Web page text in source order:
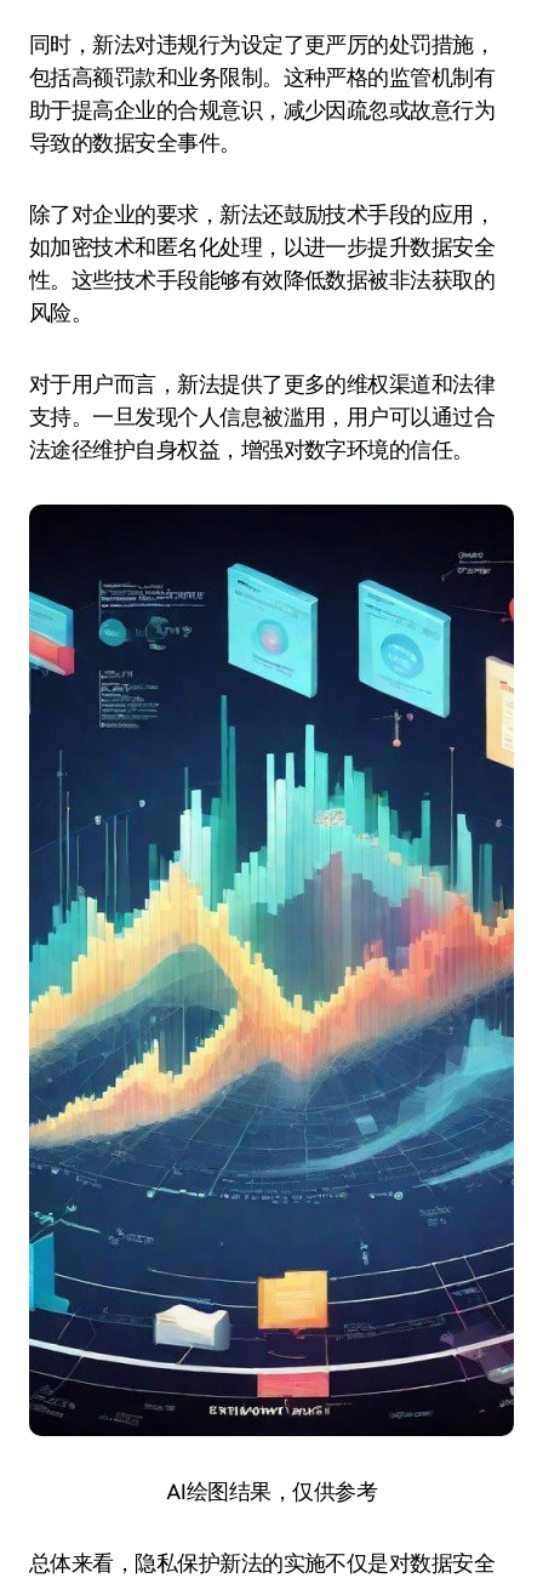
同时，新法对违规行为设定了更严厉的处罚措施，
包括高额罚款和业务限制。这种严格的监管机制有
助于提高企业的合规意识，减少因疏忽或故意行为
导致的数据安全事件。
除了对企业的要求，新法还鼓励技术手段的应用，
如加密技术和匿名化处理，以进一步提升数据安全
性。这些技术手段能够有效降低数据被非法获取的
风险。
对于用户而言，新法提供了更多的维权渠道和法律
支持。一旦发现个人信息被滥用，用户可以通过合
法途径维护自身权益，增强对数字环境的信任。
AI绘图结果，仅供参考
总体来看，隐私保护新法的实施不仅是对数据安全